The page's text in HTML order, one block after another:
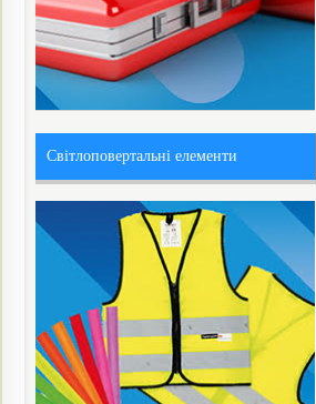
Світлоповертальні елементи